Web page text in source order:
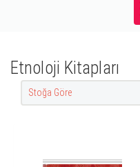
Etnoloji Kitapları